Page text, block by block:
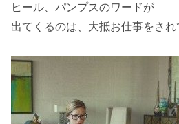
ヒール パンプスのワードが
出てくるのは、大抵お仕事をされ